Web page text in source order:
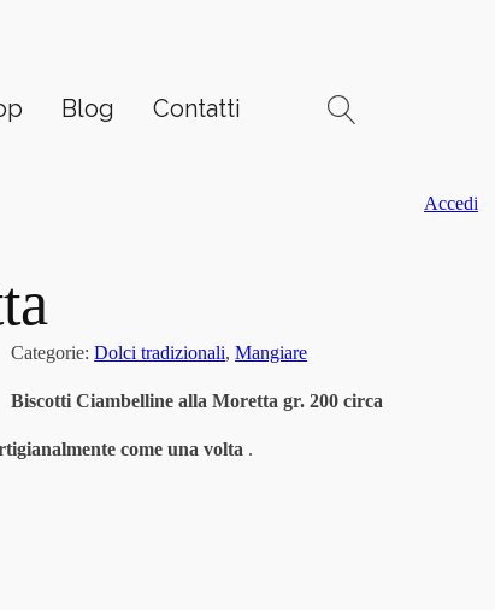
Blog Contatti
Accedi
Categorie:Dolci tradizionali,Mangiare
Biscotti Ciambelline alla Moretta gr. 200 circa
come una volta .